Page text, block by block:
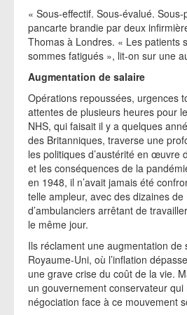
« Sous-effectif. Sous-évalué.
pancarte brandie par deux
Thomas à Londres. « Les patients
sommes fatigués », lit-on sur une
Augmentation de salaire
Opérations repoussées, urgences
attentes de plusieurs heures pour
NHS, qui faisait il y a quelques
des Britanniques, traverse une
les politiques d’austérité en œuvre
et les conséquences de la
en 1948, il n’avait jamais été
telle ampleur, avec des dizaines de
d’ambulanciers arrêtant de
le même jour.
Ils réclament une augmentation de
Royaume-Uni, où l’inflation
une grave crise du coût de la vie.
un gouvernement conservateur
négociation face à ce mouvement